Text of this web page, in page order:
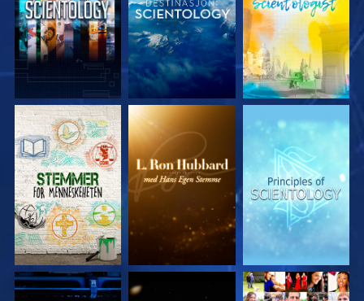
UTFORSK SERIEN UTFORSK SERIEN UTFORSK SERIEN